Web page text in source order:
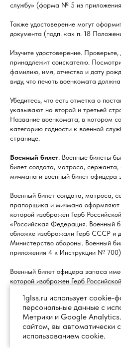
службу» (форма № 5 из
Также удостоверение могут
документа (подп. «а» п. 18
Изучите удостоверение. Проверьте,
принадлежит соискателю.
фамилию, имя, отчество и дату
виду, что печать военкомата
Убедитесь, что есть отметка о
указывают на второй и третьей
Название военкомата, в котором
категорию годности к военной
странице.
Военный билет. Военные билеты
билет солдата, матроса,
мичмана и военный билет офицера
Военный билет солдата, матроса,
прапорщика и мичмана оформляют
которой изображен Герб
«Российская Федерация. Военный
обложке изображали Герб СССР и
Министерство обороны. Военный
приложения 4 к Инструкции №
Военный билет офицера запаса
которой изображен Герб
(форма № 2 из приложения 1 к
До 2000 года на обложке
надпись «Министерство обороны.
Вооруженных Сил СССР» или
1glss.ru использует cookie-
персональные данные с
Метрики и Google
сайтом, вы автоматически
использованием cookie.